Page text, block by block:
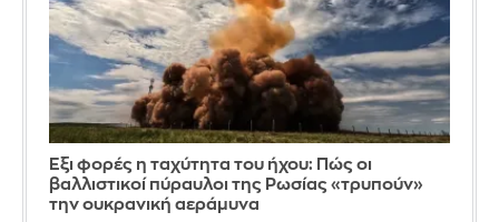
Έξι φορές η ταχύτητα του ήχου: Πώς οι
βαλλιστικοί πύραυλοι της Ρωσίας «τρυπούν»
την ουκρανική αεράμυνα